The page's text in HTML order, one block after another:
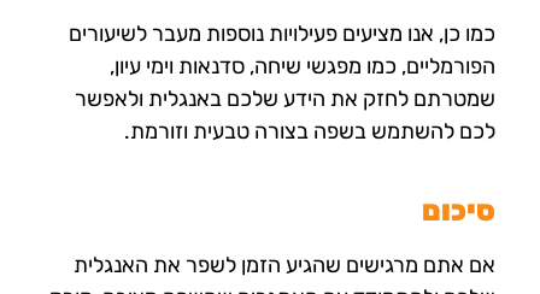
כמו כן, אנו מציעים פעילויות נוספות מעבר לשיעורים
הפורמליים, כמו מפגשי שיחה, סדנאות וימי עיון,
שמטרתם לחזק את הידע שלכם באנגלית ולאפשר
לכם להשתמש בשפה בצורה טבעית וזורמת.
סיכום
אם אתם מרגישים שהגיע הזמן לשפר את האנגלית